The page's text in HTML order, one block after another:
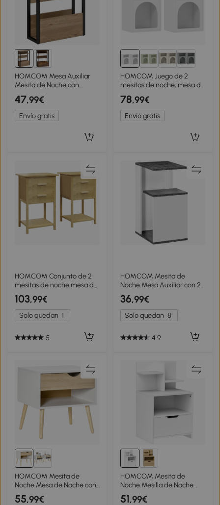
HOMCOM Mesa Auxiliar
Mesita de Noche con
Estante de Dos Niveles
Esquinas Redondeadas 46L
x 18P x 58,5H cm Nogal
47,99€
Envío gratis
HOMCOM Juego de 2
mesitas de noche, mesa de
noche con
compartimentos abiertos,
diseño arqueado,
40x30x60 cm, blanco
78,99€
Envío gratis
HOMCOM Conjunto de 2
mesitas de noche mesa de
noche en bambú con 2
cajones y 1 estante
40x34x60 cm natural
103,99€
Solo quedan 1
5
HOMCOM Mesita de
Noche Mesa Auxiliar con 2
Estantes para Dormitorio
Salón Estilo Moderno
35x29,5x60 cm Gris y
Blanco
36,99€
Solo quedan 8
4.9
HOMCOM Mesita de
Noche Mesa de Noche con
cajón diseño moderno
patas de madera maciza
55,99€
HOMCOM Mesita de
Noche Mesilla de Noche
Moderna con Cajón y
Estantes de
51,99€